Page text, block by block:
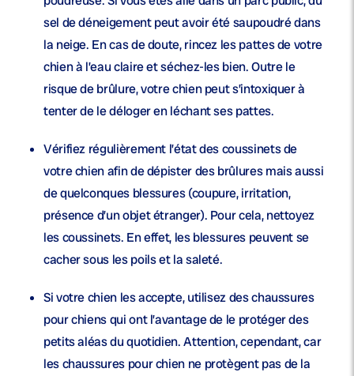
sel de déneigement peut avoir été saupoudré dans
la neige. En cas de doute, rincez les pattes de votre
chien à l’eau claire et séchez-les bien. Outre le
risque de brûlure, votre chien peut s’intoxiquer à
tenter de le déloger en léchant ses pattes.
Vérifiez régulièrement l’état des coussinets de
votre chien afin de dépister des brûlures mais aussi
de quelconques blessures (coupure, irritation,
présence d’un objet étranger). Pour cela, nettoyez
les coussinets. En effet, les blessures peuvent se
cacher sous les poils et la saleté.
Si votre chien les accepte,utilisez des chaussures
pour chiensqui ont l’avantage de le protéger des
petits aléas du quotidien. Attention, cependant, car
les chaussures pour chien ne protègent pas de la